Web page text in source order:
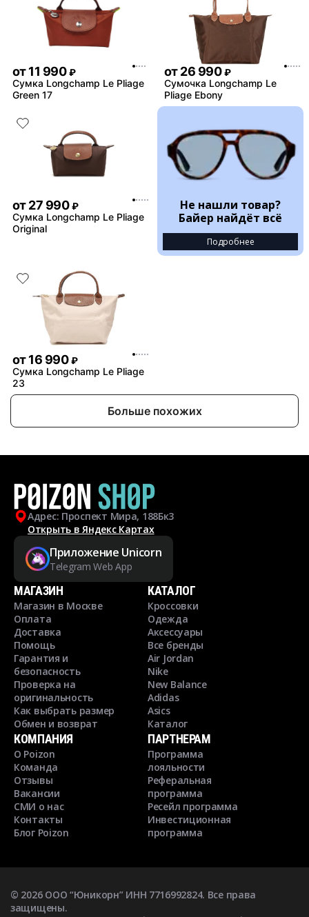
от11 990 ₽
Сумка Longchamp Le Pliage
Green 17
от26 990 ₽
Сумочка Longchamp Le
Pliage Ebony
от27 990 ₽
Сумка Longchamp Le Pliage
Original
Не нашли товар?
Байер найдёт всё
Подробнее
от16 990 ₽
Сумка Longchamp Le Pliage
23
Больше похожих
Адрес: Проспект Мира, 188Бк3
Открыть в Яндекс Картах
Приложение Unicorn
Telegram Web App
МАГАЗИН
Магазин в Москве
Оплата
Доставка
Помощь
Гарантия и
безопасность
Проверка на
оригинальность
Как выбрать размер
Обмен и возврат
КАТАЛОГ
Кроссовки
Одежда
Аксессуары
Все бренды
Air Jordan
Nike
New Balance
Adidas
Asics
Каталог
КОМПАНИЯ
О Poizon
Команда
Отзывы
Вакансии
СМИ о нас
Контакты
Блог Poizon
ПАРТНЕРАМ
Программа
лояльности
Реферальная
программа
Ресейл программа
Инвестиционная
программа
© 2026ООО “Юникорн” ИНН 7716992824. Все права
защищены.